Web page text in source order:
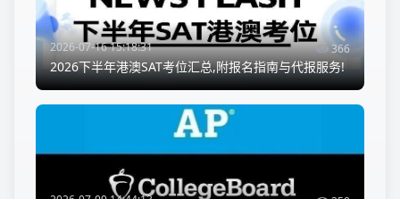
2026-07-16 15:18:31 366
2026下半年港澳SAT考位汇总,附报名指南与代报服务!